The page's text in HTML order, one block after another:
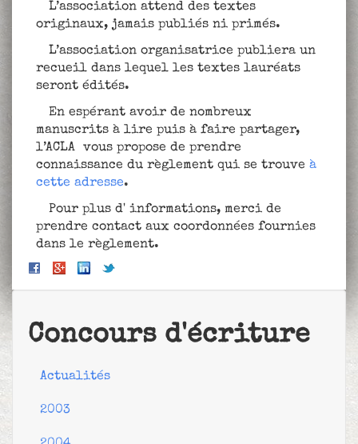
L’association attend des textes
originaux, jamais publiés ni primés.
L’association organisatrice publiera un
recueil dans lequel les textes lauréats
seront édités.
En espérant avoir de nombreux
manuscrits à lire puis à faire partager,
l’ACLA vous propose de prendre
connaissance du règlement qui se trouve à
cette adresse.
Pour plus d' informations, merci de
prendre contact aux coordonnées fournies
dans le règlement.
Concours d'écriture
Actualités
2003